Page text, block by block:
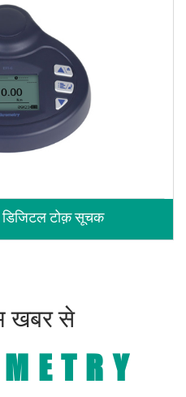
डिजिटल टोक़ सूचक
खबर से